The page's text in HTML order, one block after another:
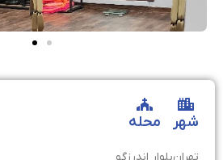
شهر محله